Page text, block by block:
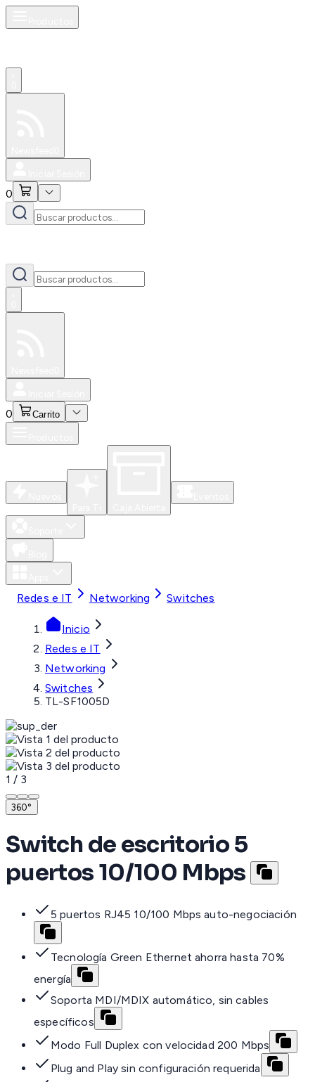
0
0 Carrito
Redes e IT Networking Switches
Inicio
Redes e IT
Networking
Switches
TL-SF1005D
1 / 3
360°
Switch de escritorio 5
puertos 10/100 Mbps
5 puertos RJ45 10/100 Mbps auto-negociación
Tecnología Green Ethernet ahorra hasta 70%
energía
Soporta MDI/MDIX automático, sin cables
específicos
Modo Full Duplex con velocidad 200 Mbps
Plug and Play sin configuración requerida